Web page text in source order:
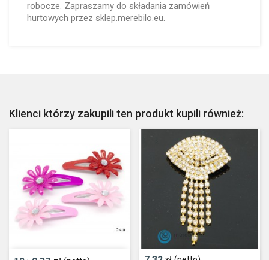
robocze. Zapraszamy do składania zamówień
hurtowych przez sklep.merebilo.eu.
Klienci którzy zakupili ten produkt kupili również: